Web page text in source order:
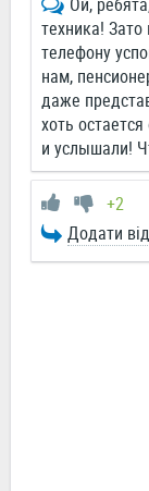
техника!
телефону
нам,
даже
хоть
и услышали!
+2
Додати